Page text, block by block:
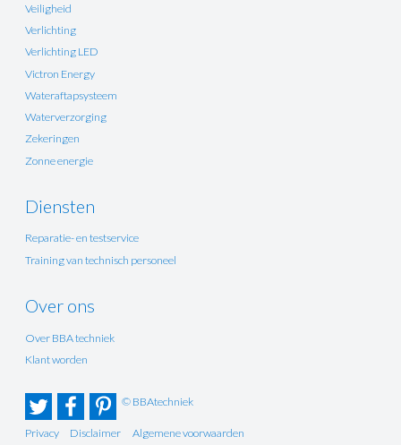
Veiligheid
Verlichting
Verlichting LED
Victron Energy
Wateraftapsysteem
Waterverzorging
Zekeringen
Zonne energie
Diensten
Reparatie- en testservice
Training van technisch personeel
Over ons
Over BBA techniek
Klant worden
© BBAtechniek
Privacy Disclaimer Algemene voorwaarden